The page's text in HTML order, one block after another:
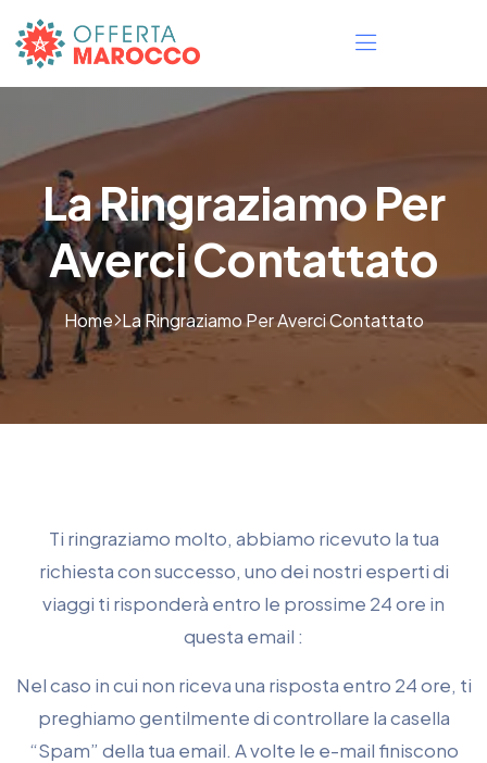
La Ringraziamo Per
Averci Contattato
Home La Ringraziamo Per Averci Contattato
Ti ringraziamo molto, abbiamo ricevuto la tua
richiesta con successo, uno dei nostri esperti di
viaggi ti risponderà entro le prossime 24 ore in
questa email :
Nel caso in cui non riceva una risposta entro 24 ore, ti
preghiamo gentilmente di controllare la casella
“Spam” della tua email. A volte le e-mail finiscono